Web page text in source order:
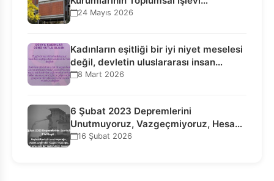
Kurucularının Ticari Akıbetine
24 Mayıs 2026
Kadınların eşitliği bir iyi niyet meselesi
değil, devletin uluslararası insan…
8 Mart 2026
6 Şubat 2023 Depremlerini
Unutmuyoruz, Vazgeçmiyoruz, Hesap
Sorulmasını İstiyoruz!
16 Şubat 2026